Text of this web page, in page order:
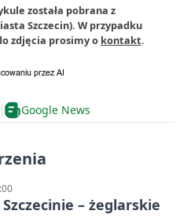
została pobrana z
Szczecin). W przypadku
zdjęcia prosimy o kontakt.
Google News
– żeglarskie